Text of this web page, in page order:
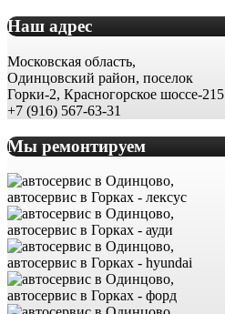
Наш адрес
Московская область,
Одинцовский район, поселок
Горки-2, Красногорское шоссе-215
+7 (916) 567-63-31
Мы ремонтируем